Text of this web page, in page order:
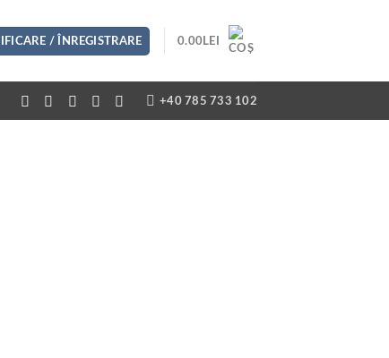
/ ÎNREGISTRARE 0.00 LEI
+40 785 733 102